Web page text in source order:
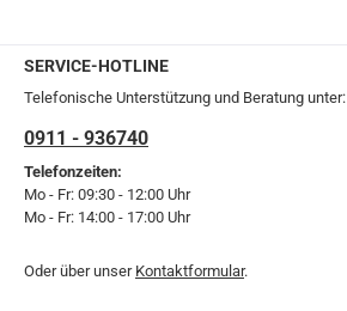
SERVICE-HOTLINE
Telefonische Unterstützung und Beratung unter:
0911 - 936740
Telefonzeiten:
Mo - Fr: 09:30 - 12:00 Uhr
Mo - Fr: 14:00 - 17:00 Uhr
Oder über unser Kontaktformular.